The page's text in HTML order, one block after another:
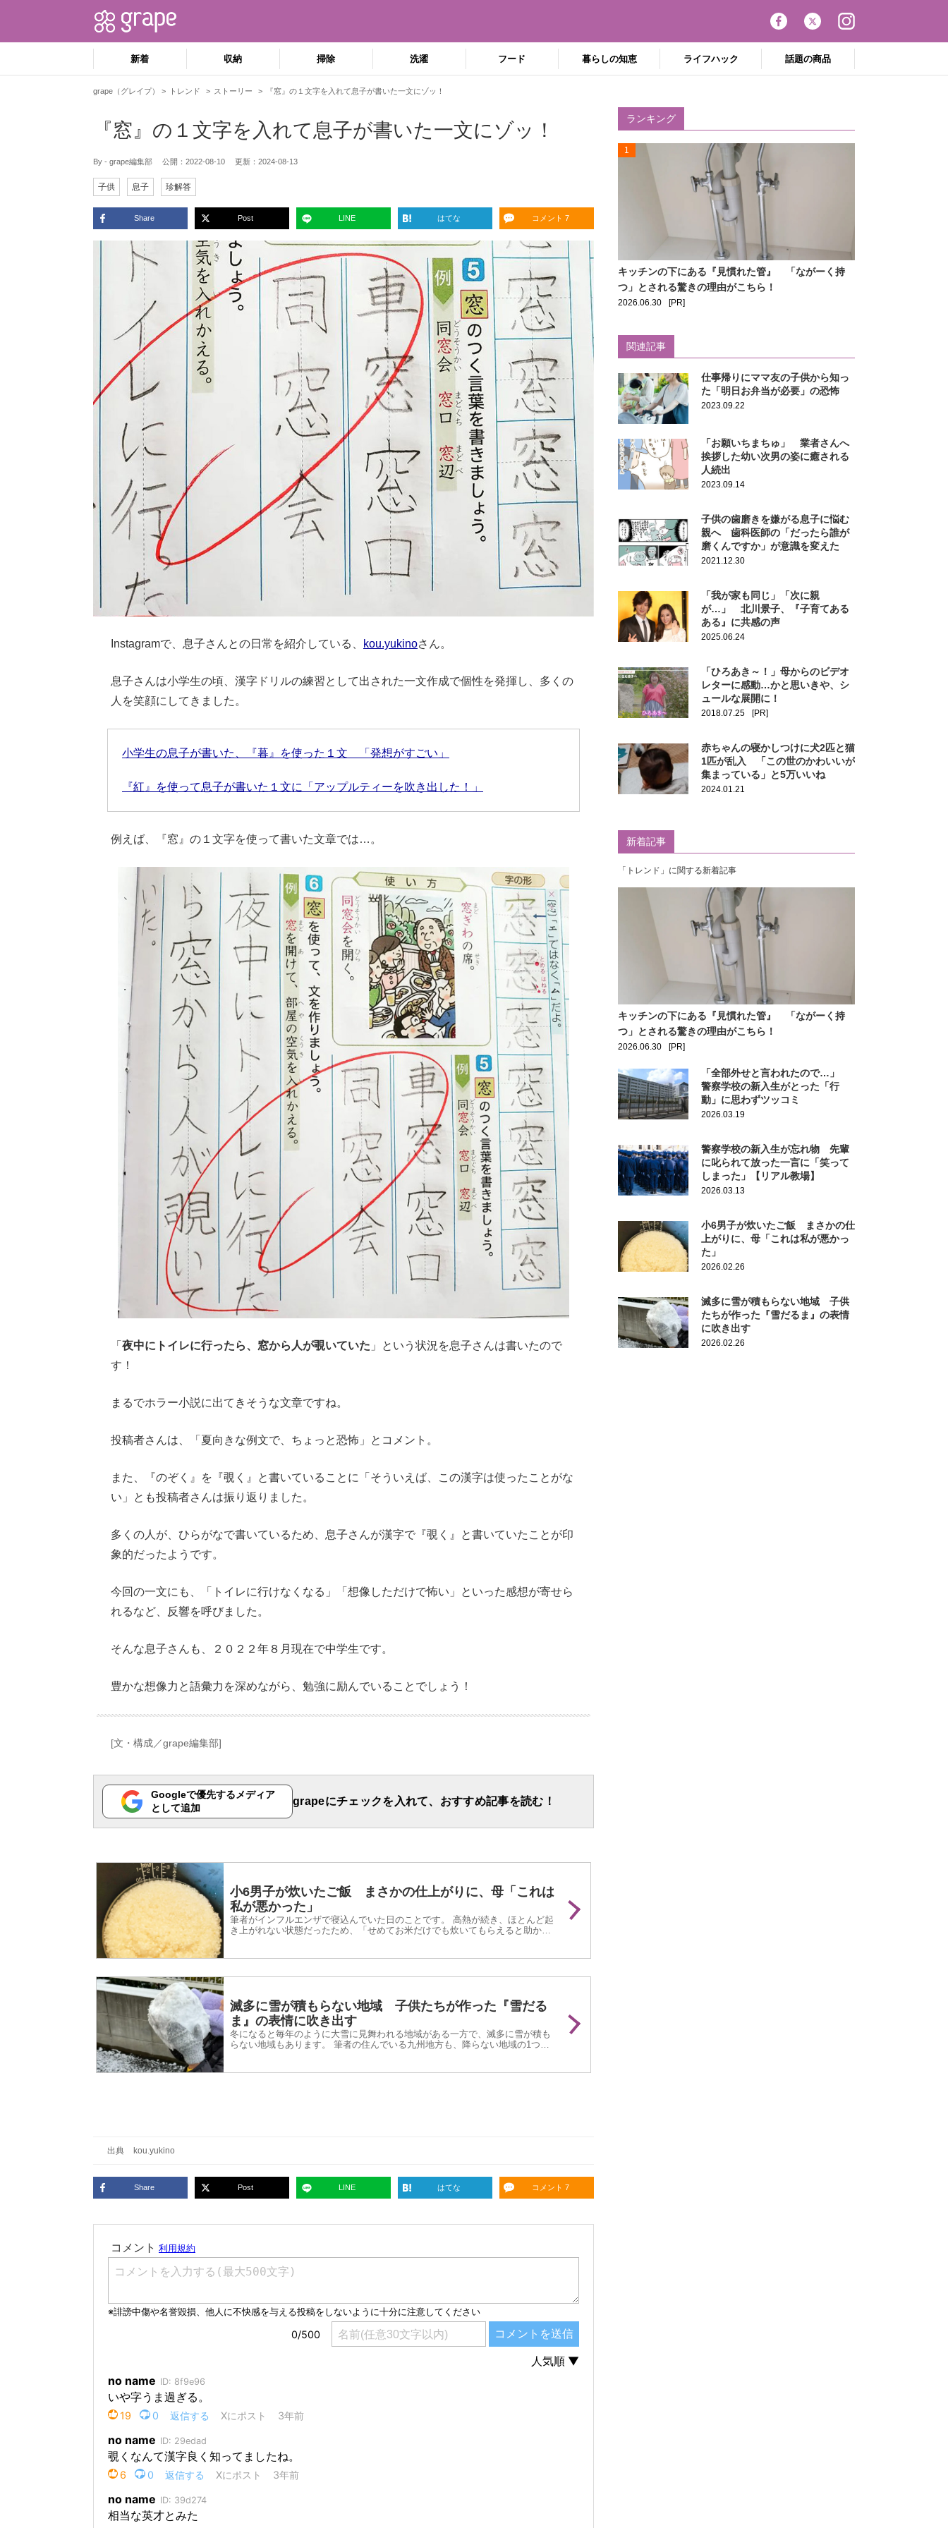
新着 収納 掃除 洗濯 フード 暮らしの知恵 ライフハック 話題の商品
grape（グレイプ） トレンド ストーリー 『窓』の１文字を入れて息子が書いた一文にゾッ！
『窓』の１文字を入れて息子が書いた一文にゾッ！
By - grape編集部 公開： 2022-08-10 更新： 2024-08-13
子供 息子 珍解答
Share Post LINE はてな コメント 7
Instagramで、息子さんとの日常を紹介している、 kou.yukinoさん。
息子さんは小学生の頃、漢字ドリルの練習として出された一文作成で個性を発揮し、多くの
人を笑顔にしてきました。
小学生の息子が書いた、『暮』を使った１文 「発想がすごい」
『紅』を使って息子が書いた１文に「アップルティーを吹き出した！」
例えば、『窓』の１文字を使って書いた文章では…。
「 夜中にトイレに行ったら、窓から人が覗いていた 」という状況を息子さんは書いたので
す！
まるでホラー小説に出てきそうな文章ですね。
投稿者さんは、「夏向きな例文で、ちょっと恐怖」とコメント。
また、『のぞく』を『覗く』と書いていることに「そういえば、この漢字は使ったことがな
い」とも投稿者さんは振り返りました。
多くの人が、ひらがなで書いているため、息子さんが漢字で『覗く』と書いていたことが印
象的だったようです。
今回の一文にも、「トイレに行けなくなる」「想像しただけで怖い」といった感想が寄せら
れるなど、反響を呼びました。
そんな息子さんも、２０２２年８月現在で中学生です。
豊かな想像力と語彙力を深めながら、勉強に励んでいることでしょう！
[文・構成／grape編集部]
Googleで優先するメディア
として追加
grapeにチェックを入れて、おすすめ記事を読む！
小6男子が炊いたご飯 まさかの仕上がりに、母「これは
私が悪かった」
筆者がインフルエンザで寝込んでいた日のことです。 高熱が続き、ほとんど起
き上がれない状態だったため、「せめてお米だけでも炊いてもらえると助か
滅多に雪が積もらない地域 子供たちが作った『雪だる
ま』の表情に吹き出す
冬になると毎年のように大雪に見舞われる地域がある一方で、滅多に雪が積も
らない地域もあります。 筆者の住んでいる九州地方も、降らない地域の1つ。
出典 kou.yukino
Share Post LINE はてな コメント 7
ランキング
1
キッチンの下にある『見慣れた管』 「ながーく持
つ」とされる驚きの理由がこちら！
2026.06.30 [PR]
関連記事
仕事帰りにママ友の子供から知っ
た「明日お弁当が必要」の恐怖
2023.09.22
「お願いちまちゅ」 業者さんへ
挨拶した幼い次男の姿に癒される
人続出
2023.09.14
子供の歯磨きを嫌がる息子に悩む
親へ 歯科医師の「だったら誰が
磨くんですか」が意識を変えた
2021.12.30
「我が家も同じ」「次に親
が…」 北川景子、『子育てある
ある』に共感の声
2025.06.24
「ひろあき～！」母からのビデオ
レターに感動…かと思いきや、シ
ュールな展開に！
2018.07.25 [PR]
赤ちゃんの寝かしつけに犬2匹と猫
1匹が乱入 「この世のかわいいが
集まっている」と5万いいね
2024.01.21
新着記事
「トレンド」に関する新着記事
キッチンの下にある『見慣れた管』 「ながーく持
つ」とされる驚きの理由がこちら！
2026.06.30 [PR]
「全部外せと言われたので…」
警察学校の新入生がとった「行
動」に思わずツッコミ
2026.03.19
警察学校の新入生が忘れ物 先輩
に叱られて放った一言に「笑って
しまった」【リアル教場】
2026.03.13
小6男子が炊いたご飯 まさかの仕
上がりに、母「これは私が悪かっ
た」
2026.02.26
滅多に雪が積もらない地域 子供
たちが作った『雪だるま』の表情
に吹き出す
2026.02.26